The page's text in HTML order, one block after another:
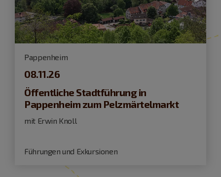
Pappenheim
08.11.26
Öffentliche Stadtführung in
Pappenheim zum Pelzmärtelmarkt
mit Erwin Knoll
Führungen und Exkursionen